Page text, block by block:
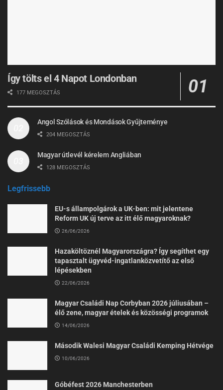
Így tölts el 4 Napot Londonban
177 MEGOSZTÁS
Angol Szólások és Mondások Gyűjteménye
204 MEGOSZTÁS
Magyar útlevél kérelem Angliában
128 MEGOSZTÁS
Legfrissebb
EU-s állampolgárok a UK-ben: mit jelentene
Reform UK új terve az itt élő magyaroknak?
26/06/2026
Hazaköltöznél Magyarországra? Így segíthet egy
tapasztalt ügyvéd-ingatlanközvetítő az első
lépésekben
22/06/2026
Magyar Családi Nap Corbyban 2026 júliusában –
élő zene, magyar ételek és közösségi programok
14/06/2026
Második Walesi Magyar Családi Kemping Hétvége
10/06/2026
Góbéfest 2026 Manchesterben